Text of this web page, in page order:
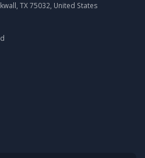
TX 75032, United States